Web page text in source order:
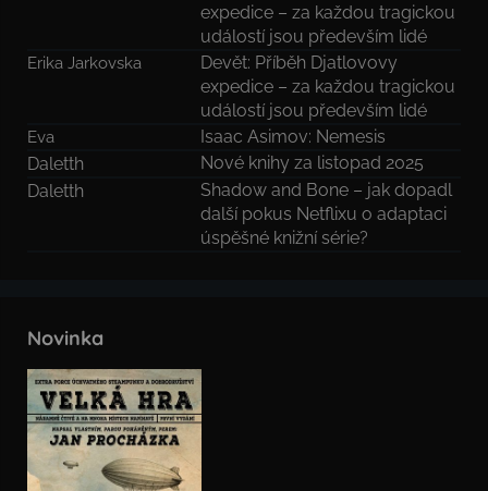
expedice – za každou tragickou
událostí jsou především lidé
Erika Jarkovska
Devět: Příběh Djatlovovy
expedice – za každou tragickou
událostí jsou především lidé
Eva
Isaac Asimov: Nemesis
Daletth
Nové knihy za listopad 2025
Daletth
Shadow and Bone – jak dopadl
další pokus Netflixu o adaptaci
úspěšné knižní série?
Novinka